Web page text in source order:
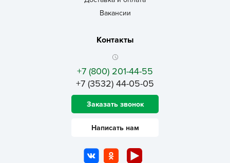
Вакансии
Контакты
+7 (800) 201-44-55
+7 (3532) 44-05-05
Заказать звонок
Написать нам